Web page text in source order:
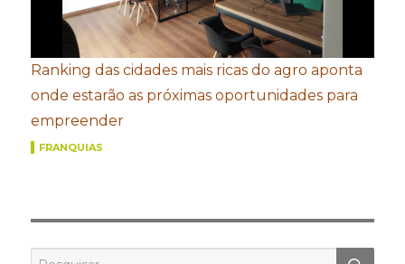
Ranking das cidades mais ricas do agro aponta
onde estarão as próximas oportunidades para
empreender
FRANQUIAS